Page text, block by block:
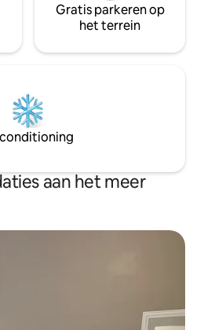
Gratis parkeren op
het terrein
aan het meer